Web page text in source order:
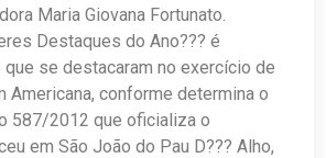
Maria Giovana Fortunato.
Destaques do Ano??? é
se destacaram no exercício de
Americana, conforme determina o
587/2012 que oficializa o
em São João do Pau D??? Alho,